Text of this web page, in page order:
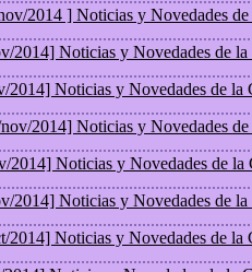
2014 ] Noticias y Novedades
2014] Noticias y Novedades de
2014] Noticias y Novedades de la
2014] Noticias y Novedades
2014] Noticias y Novedades de la
2014] Noticias y Novedades de
2014] Noticias y Novedades de la